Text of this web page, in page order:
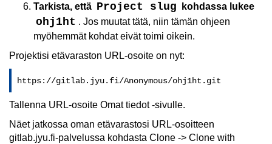
Tarkista, että Project slug kohdassa lukee
ohj1ht . Jos muutat tätä, niin tämän ohjeen
myöhemmät kohdat eivät toimi oikein.
Projektisi etävaraston URL-osoite on nyt:
https://gitlab.jyu.fi/Anonymous/ohj1ht.git
Tallenna URL-osoite Omat tiedot -sivulle.
Näet jatkossa oman etävarastosi URL-osoitteen
gitlab.jyu.fi-palvelussa kohdasta Clone -> Clone with